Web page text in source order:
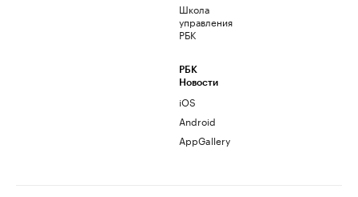
Школа
управления
РБК
РБК
Новости
iOS
Android
AppGallery